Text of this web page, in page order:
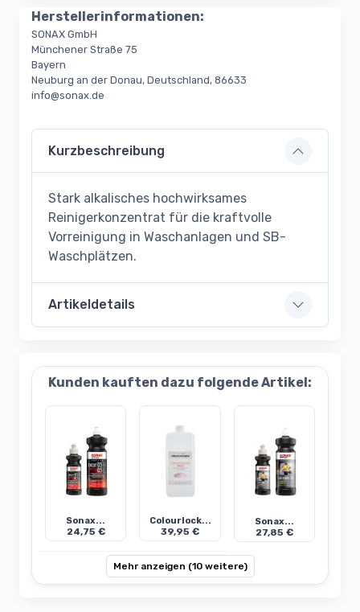
Herstellerinformationen:
SONAX GmbH
Münchener Straße 75
Bayern
Neuburg an der Donau, Deutschland, 86633
info@sonax.de
Kurzbeschreibung
Stark alkalisches hochwirksames
Reinigerkonzentrat für die kraftvolle
Vorreinigung in Waschanlagen und SB-
Waschplätzen.
Artikeldetails
Kunden kauften dazu folgende Artikel:
Sonax...
24,75 €
Colourlock...
39,95 €
Sonax...
27,85 €
Mehr anzeigen (10 weitere)